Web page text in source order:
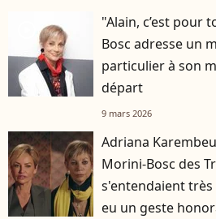
"Alain, c’est pour
Bosc adresse un
particulier à son
départ
9 mars 2026
Adriana
Morini-Bosc des
s'entendaient très
eu un geste